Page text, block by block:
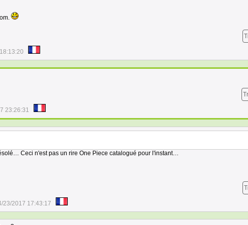
23:26:31
Ceci n'est pas un rire One Piece catalogué pour l'instant…
23/2017 17:43:17